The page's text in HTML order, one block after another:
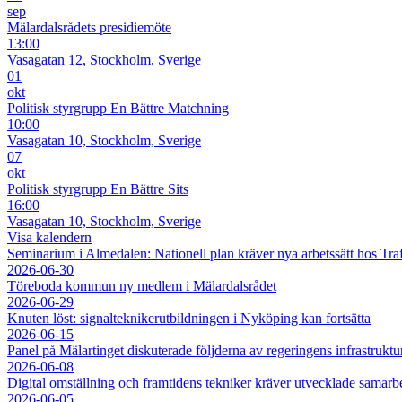
sep
Mälardalsrådets presidiemöte
13:00
Vasagatan 12, Stockholm, Sverige
01
okt
Politisk styrgrupp En Bättre Matchning
10:00
Vasagatan 10, Stockholm, Sverige
07
okt
Politisk styrgrupp En Bättre Sits
16:00
Vasagatan 10, Stockholm, Sverige
Visa kalendern
Seminarium i Almedalen: Nationell plan kräver nya arbetssätt hos
2026-06-30
Töreboda kommun ny medlem i Mälardalsrådet
2026-06-29
Knuten löst: signalteknikerutbildningen i Nyköping kan fortsätta
2026-06-15
Panel på Mälartinget diskuterade följderna av regeringens
2026-06-08
Digital omställning och framtidens tekniker kräver utvecklade
2026-06-05